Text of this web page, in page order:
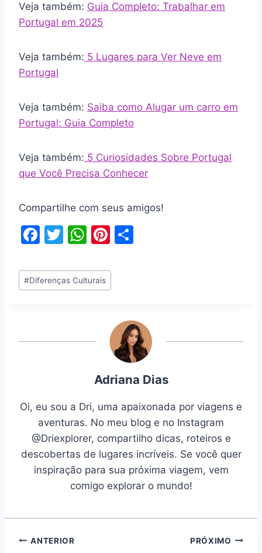
Veja também: Guia Completo: Trabalhar em
Portugal em 2025
Veja também: 5 Lugares para Ver Neve em
Portugal
Veja também: Saiba como Alugar um carro em
Portugal: Guia Completo
Veja também: 5 Curiosidades Sobre Portugal
que Você Precisa Conhecer
Compartilhe com seus amigos!
F
c
e
o
T
itt
er
W
at
s
p
Pi
er
e
Tags
do
#Diferenças Culturais
Adriana Dias
Oi, eu sou a Dri, uma apaixonada por viagens e
aventuras. No meu blog e no Instagram
@Driexplorer, compartilho dicas, roteiros e
descobertas de lugares incríveis. Se você quer
inspiração para sua próxima viagem, vem
comigo explorar o mundo!
Navegação
ANTERIOR PRÓXIMO